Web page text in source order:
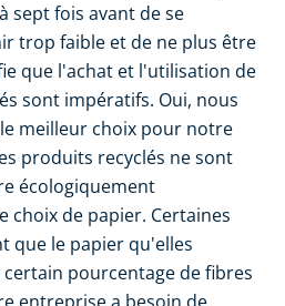
sept fois avant de se
trop faible et de ne plus être
que l'achat et l'utilisation de
sont impératifs. Oui, nous
meilleur choix pour notre
produits recyclés ne sont
écologiquement
choix de papier. Certaines
que le papier qu'elles
pourcentage de fibres